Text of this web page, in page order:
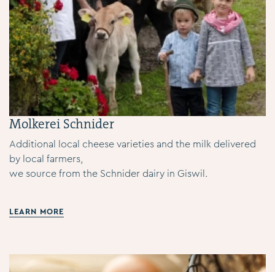
Molkerei Schnider
Additional local cheese varieties and the milk delivered
by local farmers,
we source from the Schnider dairy in Giswil.
LEARN MORE